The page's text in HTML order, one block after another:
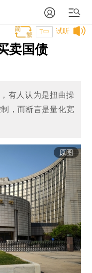
试听
T中
卖国债
有人认为是扭曲操
，而断言是量化宽
原图